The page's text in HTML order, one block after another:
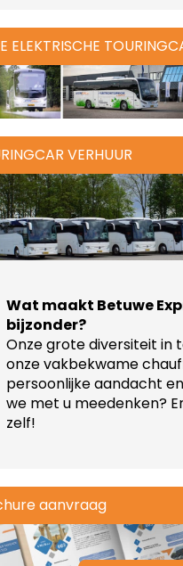
ELEKTRISCHE
VERHUUR
Wat maakt Betuwe
bijzonder?
Onze grote diversiteit in
onze vakbekwame
persoonlijke aandacht
we met u meedenken?
zelf!
aanvraag